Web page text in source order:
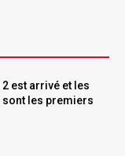
2 est arrivé et les
les premiers